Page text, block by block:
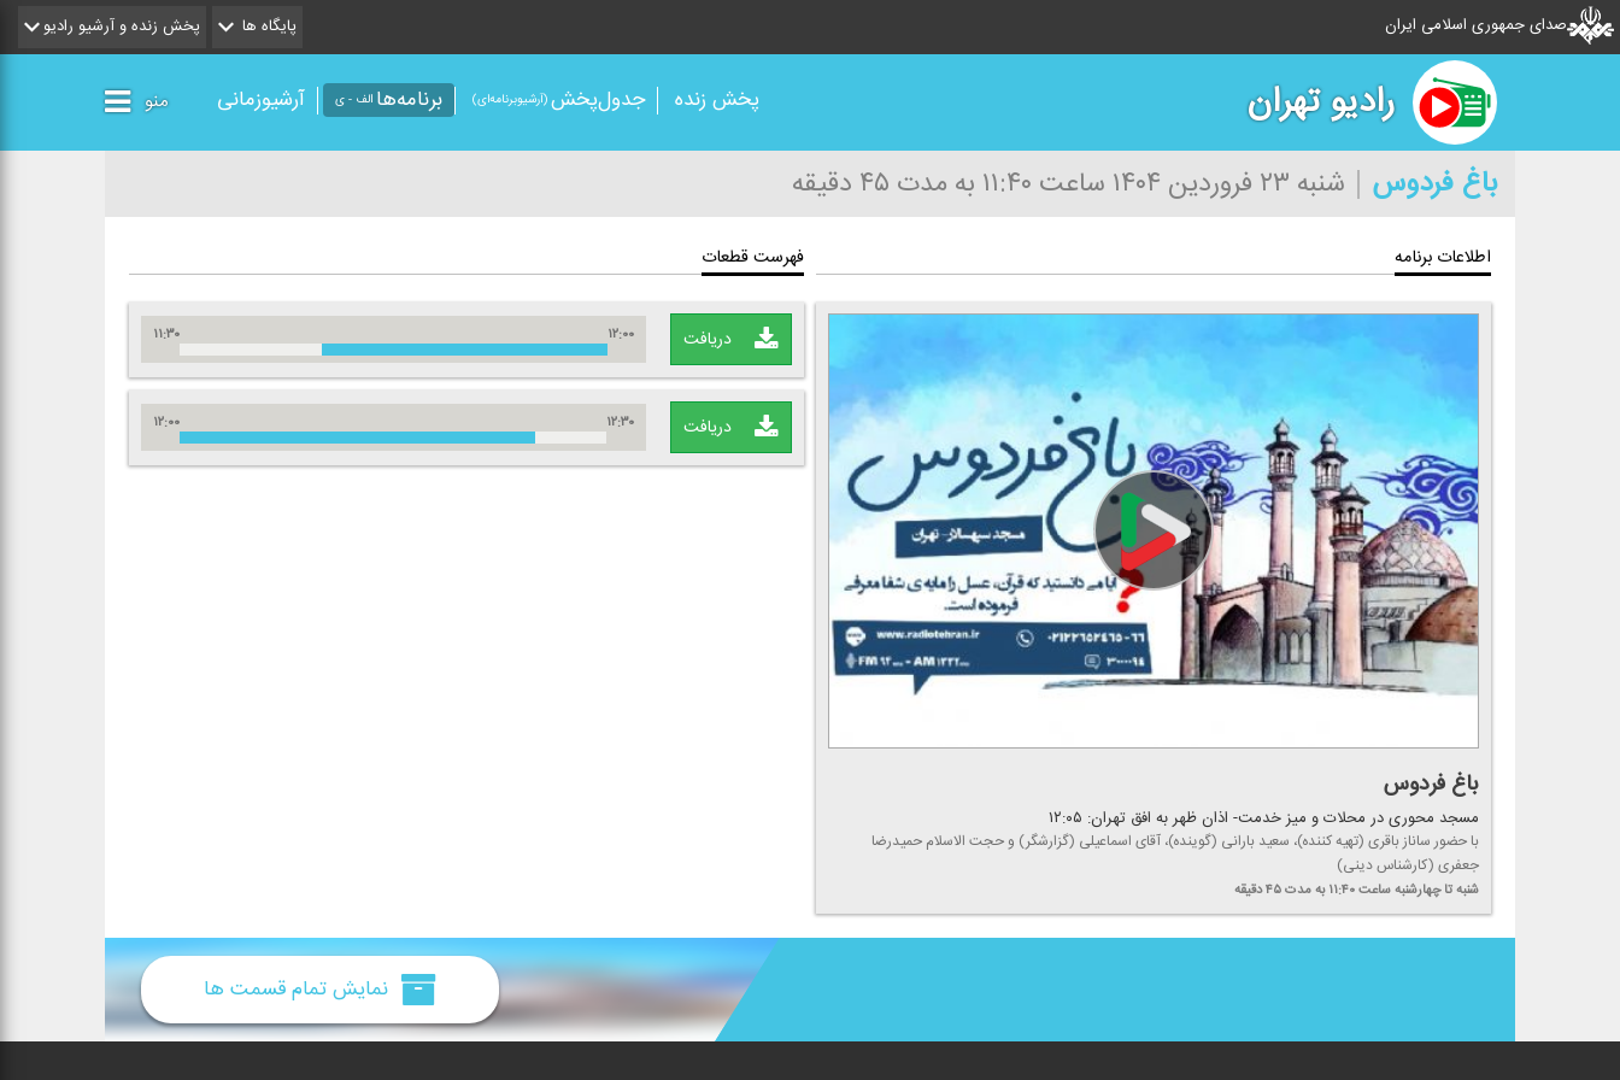
صدای جمهوری اسلامی ایران پایگاه ها پخش زنده و آرشیو رادیو
رادیو تهران پخش زنده جدول‌پخش(آرشیو‌برنامه‌ای) برنامه‌ها الف - ی آرشیوزمانی منو
باغ فردوس شنبه ۲۳ فروردین ۱۴۰۴ ساعت ۱۱:۴۰ به مدت ۴۵ دقیقه
اطلاعات برنامه
باغ فردوس
مسجد محوری در محلات و میز خدمت- اذان ظهر به افق تهران: ۱۲:۰۵
با حضور ساناز باقری (تهیه كننده)، سعید بارانی (گوینده)، آقای اسماعیلی (گزارشگر) و حجت الاسلام حمیدرضا
جعفری (كارشناس دینی)
شنبه تا چهارشنبهساعت ۱۱:۴۰ به مدت ۴۵ دقیقه
فهرست قطعات
دریافت ۱۱:۳۰ ۱۲:۰۰
دریافت ۱۲:۰۰ ۱۲:۳۰
نمایش تمام قسمت ها